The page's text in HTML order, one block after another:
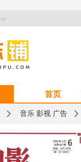
首页
音乐 影视 广告